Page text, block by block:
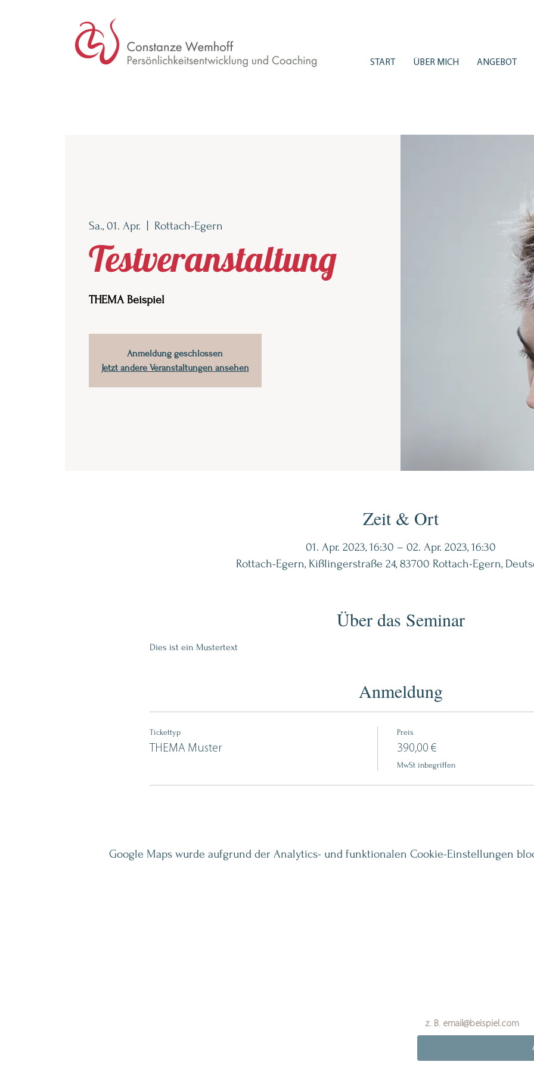
START ÜBER MICH ANGEBOT
Sa., 01. Apr. Rottach-Egern
Testveranstaltung
THEMA Beispiel
Anmeldung geschlossen
Jetzt andere Veranstaltungen ansehen
Zeit & Ort
01. Apr. 2023, 16:30 – 02. Apr. 2023, 16:30
Rottach-Egern, Kißlingerstraße 24, 83700 Rottach-Egern,
Über das Seminar
Dies ist ein Mustertext
Anmeldung
Tickettyp
THEMA Muster
Preis
390,00 €
MwSt inbegriffen
Google Maps wurde aufgrund der Analytics- und funktionalen Cookie-Einstellungen